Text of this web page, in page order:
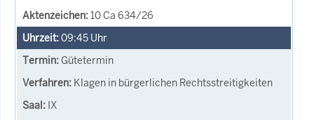
10 Ca 634/26
09:45 Uhr
Gütetermin
Klagen in bürgerlichen Rechtsstreitigkeiten
IX